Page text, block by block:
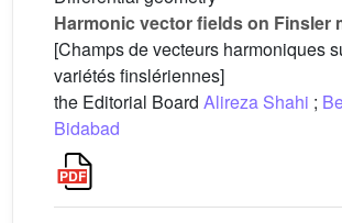
Harmonic vector fields on Finsler
[Champs de vecteurs harmoniques
variétés finslériennes]
the Editorial Board Alireza Shahi ;
Bidabad